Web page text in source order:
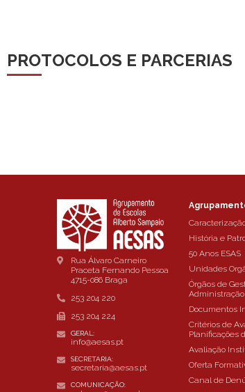
PROTOCOLOS E PARCERIAS
Rua Álvaro Carneiro
Praceta Fernando Pessoa
4715-086 Braga
253 204 220
253 204 224
GERAL:
info@aesas.pt
SECRETARIA:
secretaria@aesas.pt
COMUNICAÇÃO:
História e
50 Anos ESAS
Unidades
Órgãos de
Administração
Documentos
Critérios de
Planificações
Avaliação
Oferta
Canal de